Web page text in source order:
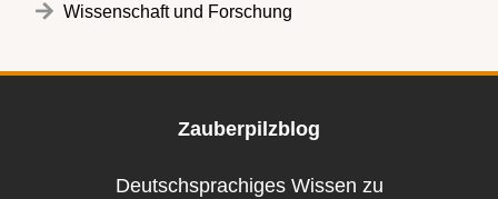
Wissenschaft und Forschung
Zauberpilzblog
Deutschsprachiges Wissen zu